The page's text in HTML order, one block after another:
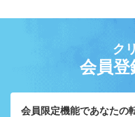
ク
会員登
会員限定機能であなたの